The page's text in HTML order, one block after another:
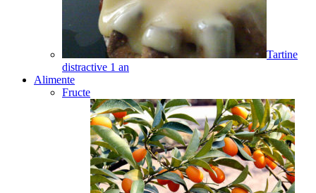
Tartine
distractive 1 an
Alimente
Fructe